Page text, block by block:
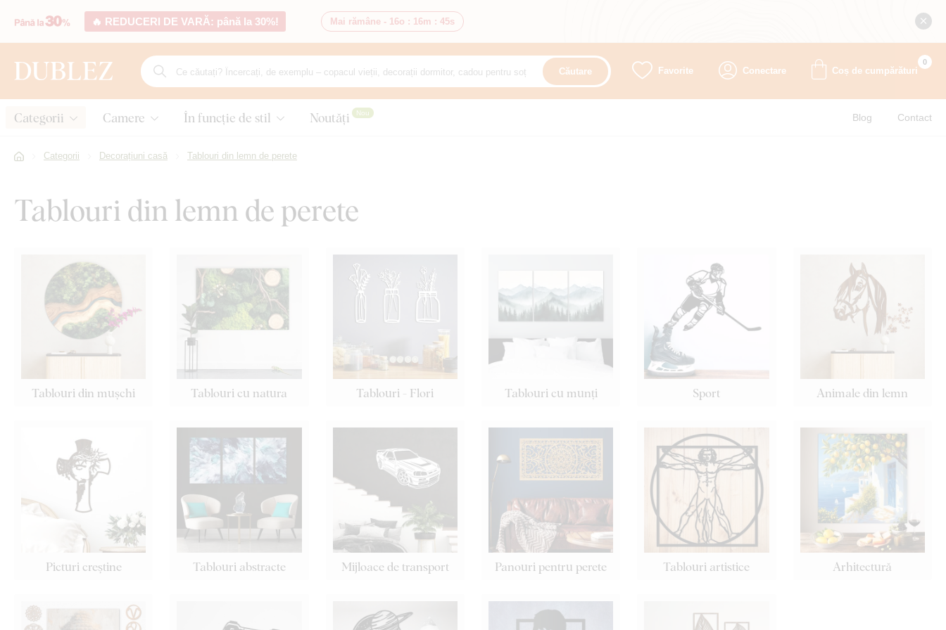
🔥 REDUCERI DE VARĂ: până la 30%! Mai rămâne - 16o : 16m : 43s
Căutare Favorite Conectare Coș de cumpărături
0
Categorii Camere În funcție de stil Noutăți Nou Blog Contact
Categorii Decorațiuni casă Tablouri din lemn de perete
Tablouri din lemn de perete
Tablouri din mușchi Tablouri cu natura Tablouri - Flori Tablouri cu munți Sport Animale din lemn
Picturi creștine Tablouri abstracte Mijloace de transport Panouri pentru perete Tablouri artistice Arhitectură